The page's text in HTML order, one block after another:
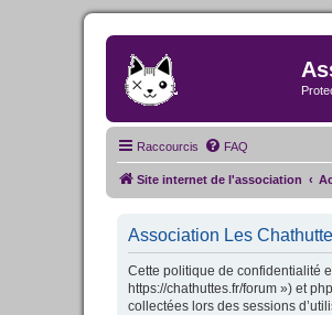
Raccourcis FAQ
Site internet de l'association
Association Les
Cette politique de confidentialité
https://chathuttes.fr/forum ») et
collectées lors des sessions